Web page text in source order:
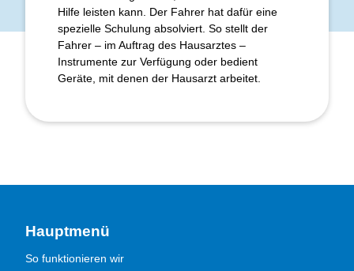
Hilfe leisten kann. Der Fahrer hat dafür eine
spezielle Schulung absolviert. So stellt der
Fahrer – im Auftrag des Hausarztes –
Instrumente zur Verfügung oder bedient
Geräte, mit denen der Hausarzt arbeitet.
Hauptmenü
So funktionieren wir